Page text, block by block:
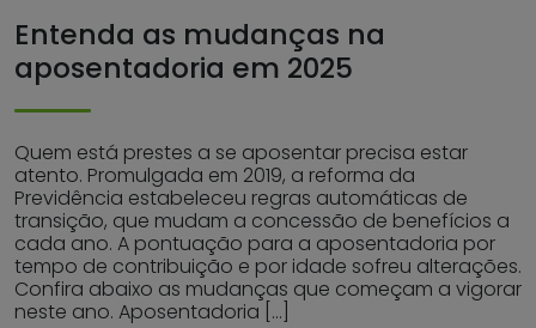
Entenda as mudanças na
aposentadoria em 2025
Quem está prestes a se aposentar precisa estar
atento. Promulgada em 2019, a reforma da
Previdência estabeleceu regras automáticas de
transição, que mudam a concessão de benefícios a
cada ano. A pontuação para a aposentadoria por
tempo de contribuição e por idade sofreu alterações.
Confira abaixo as mudanças que começam a vigorar
neste ano. Aposentadoria […]